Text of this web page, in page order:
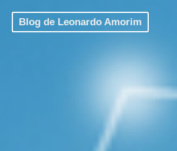
Blog de Leonardo Amorim